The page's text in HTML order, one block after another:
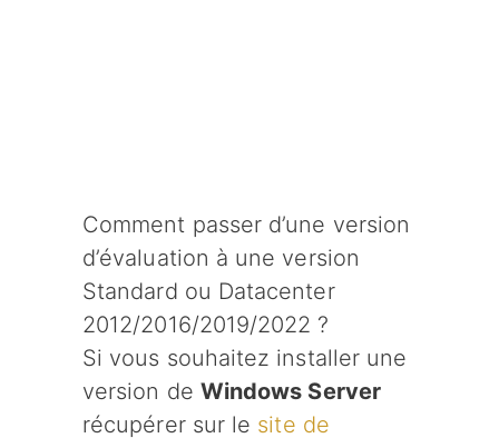
Comment passer d’une version
d’évaluation à une version
Standard ou Datacenter
2012/2016/2019/2022 ?
Si vous souhaitez installer une
version de Windows Server
récupérer sur le site de